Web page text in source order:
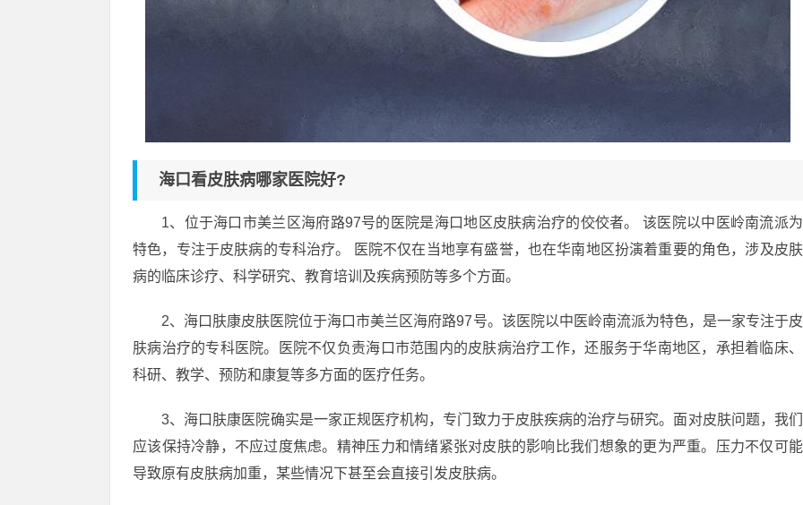
海口看皮肤病哪家医院好?
1、位于海口市美兰区海府路97号的医院是海口地区皮肤病治疗的佼佼者。 该医院以中医岭南流派为
特色，专注于皮肤病的专科治疗。 医院不仅在当地享有盛誉，也在华南地区扮演着重要的角色，涉及皮肤
病的临床诊疗、科学研究、教育培训及疾病预防等多个方面。
2、海口肤康皮肤医院位于海口市美兰区海府路97号。该医院以中医岭南流派为特色，是一家专注于皮
肤病治疗的专科医院。医院不仅负责海口市范围内的皮肤病治疗工作，还服务于华南地区，承担着临床、
科研、教学、预防和康复等多方面的医疗任务。
3、海口肤康医院确实是一家正规医疗机构，专门致力于皮肤疾病的治疗与研究。面对皮肤问题，我们
应该保持冷静，不应过度焦虑。精神压力和情绪紧张对皮肤的影响比我们想象的更为严重。压力不仅可能
导致原有皮肤病加重，某些情况下甚至会直接引发皮肤病。